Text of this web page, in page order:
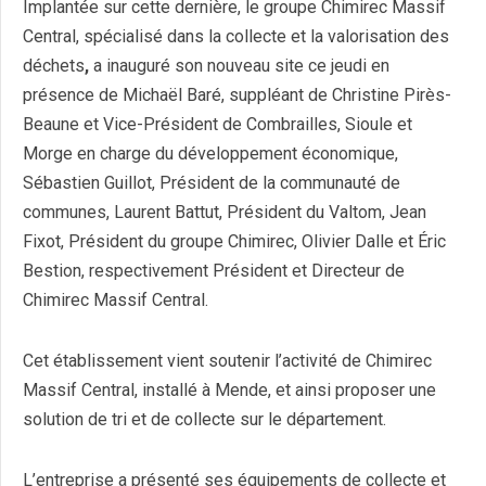
Implantée sur cette dernière, le groupe Chimirec Massif
Central, spécialisé dans la collecte et la valorisation des
déchets, a inauguré son nouveau site ce jeudi en
présence de Michaël Baré, suppléant de Christine Pirès-
Beaune et Vice-Président de Combrailles, Sioule et
Morge en charge du développement économique,
Sébastien Guillot, Président de la communauté de
communes, Laurent Battut, Président du Valtom, Jean
Fixot, Président du groupe Chimirec, Olivier Dalle et Éric
Bestion, respectivement Président et Directeur de
Chimirec Massif Central.
Cet établissement vient soutenir l’activité de Chimirec
Massif Central, installé à Mende, et ainsi proposer une
solution de tri et de collecte sur le département.
L’entreprise a présenté ses équipements de collecte et